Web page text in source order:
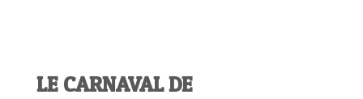
LE CARNAVAL DE